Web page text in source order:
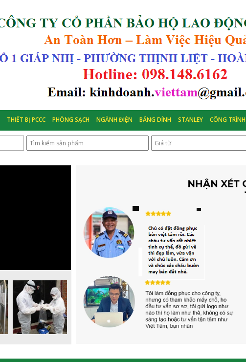
THIẾT BỊ PCCC PHÒNG SẠCH NGÀNH ĐIỆN BĂNG DÍNH STANLEY CÔNG TRÌNH